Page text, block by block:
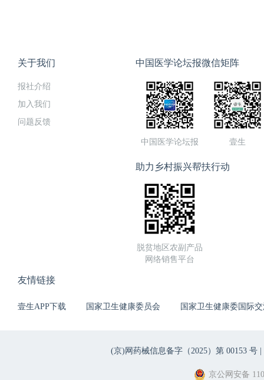
关于我们
报社介绍
加入我们
问题反馈
中国医学论坛报微信矩阵
中国医学论坛报 壹生
助力乡村振兴帮扶行动
脱贫地区农副产品
网络销售平台
友情链接
壹生APP下载 国家卫生健康委员会 国家卫生健康委国际
(京)网药械信息备字（2025）第 00153 号 |
京公网安备